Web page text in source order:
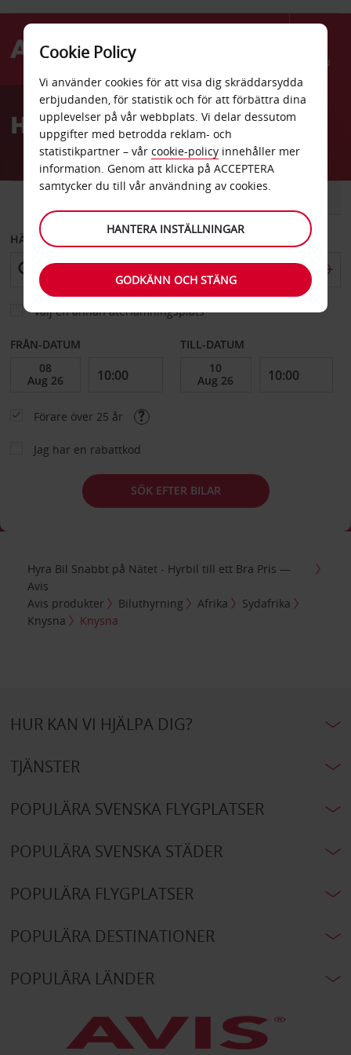
Menu
AvisHyrbil Knysna
BIL
HÄMTA FRÅN
Välj en annan återlämningsplats
FRÅN-DATUM TILL-DATUM
Förare över 25 år
Jag har en rabattkod
SÖK EFTER BILAR
Hyra Bil Snabbt på Nätet - Hyrbil till ett Bra Pris —
Avis
Avis produkter
Biluthyrning Afrika
Sydafrika
Knysna
Knysna
HUR KAN VI HJÄLPA DIG?
TJÄNSTER
POPULÄRA SVENSKA FLYGPLATSER
POPULÄRA SVENSKA STÄDER
POPULÄRA FLYGPLATSER
POPULÄRA DESTINATIONER
POPULÄRA LÄNDER
Cookie Policy
Vi använder cookies för att visa dig skräddarsydda
erbjudanden, för statistik och för att förbättra dina
upplevelser på vår webbplats. Vi delar dessutom
uppgifter med betrodda reklam- och
statistikpartner – vår cookie-policy innehåller mer
information. Genom att klicka på ACCEPTERA
samtycker du till vår användning av cookies.
HANTERA INSTÄLLNINGAR
GODKÄNN OCH STÄNG